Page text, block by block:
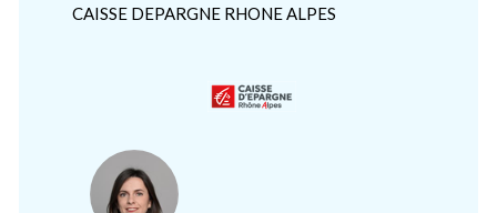
CAISSE DEPARGNE RHONE ALPES